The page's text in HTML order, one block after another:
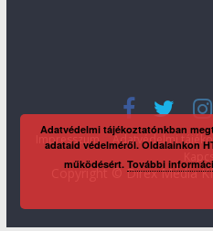
Impresszum Adatvédelmi
Copyright © Direx Média
Adatvédelmi tájékoztatónkban
adataid védelméről. Oldalainkon
működésért.További